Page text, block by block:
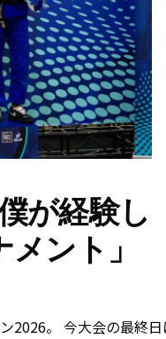
が経験し
ント」
2026。 今大会の最終